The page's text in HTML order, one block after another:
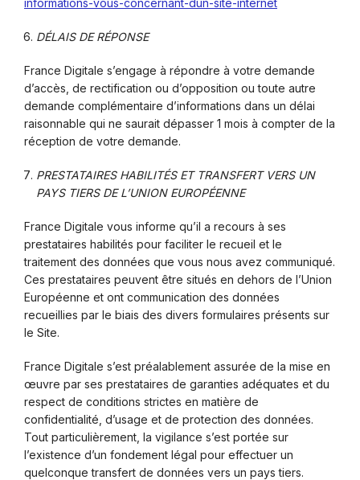
informations-vous-concernant-dun-site-internet
DÉLAIS DE RÉPONSE
France Digitale s’engage à répondre à votre demande
d’accès, de rectification ou d’opposition ou toute autre
demande complémentaire d’informations dans un délai
raisonnable qui ne saurait dépasser 1 mois à compter de la
réception de votre demande.
PRESTATAIRES HABILITÉS ET TRANSFERT VERS UN
PAYS TIERS DE L’UNION EUROPÉENNE
France Digitale vous informe qu’il a recours à ses
prestataires habilités pour faciliter le recueil et le
traitement des données que vous nous avez communiqué.
Ces prestataires peuvent être situés en dehors de l’Union
Européenne et ont communication des données
recueillies par le biais des divers formulaires présents sur
le Site.
France Digitale s’est préalablement assurée de la mise en
œuvre par ses prestataires de garanties adéquates et du
respect de conditions strictes en matière de
confidentialité, d’usage et de protection des données.
Tout particulièrement, la vigilance s’est portée sur
l’existence d’un fondement légal pour effectuer un
quelconque transfert de données vers un pays tiers.